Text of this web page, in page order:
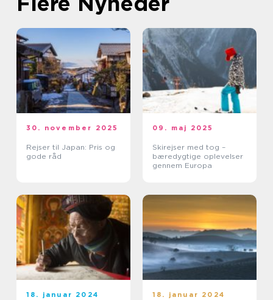
30. november 2025
Rejser til Japan: Pris og
gode råd
09. maj 2025
Skirejser med tog –
bæredygtige oplevelser
gennem Europa
18. januar 2024 18. januar 2024